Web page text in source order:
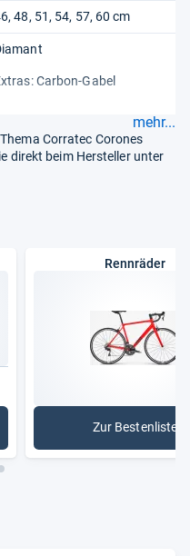
48, 51, 54, 57, 60 cm
Carbon-Gabel
mehr...
Corratec Corones
direkt beim Hersteller unter
Rennräder
Zur Bestenliste
: